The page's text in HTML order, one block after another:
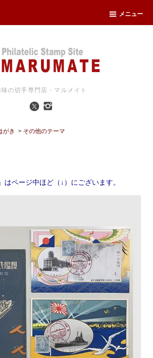
メニュー
味の切手専門店・マルメイト
がき > その他のテーマ
はページ中ほど（↓）にございます。